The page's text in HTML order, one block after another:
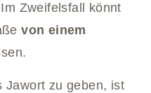
Zweifelsfall könnt
von einem
Jawort zu geben, ist